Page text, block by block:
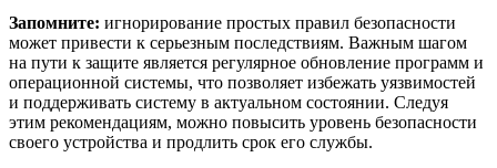
Запомните: игнорирование простых правил безопасности
может привести к серьезным последствиям. Важным шагом
на пути к защите является регулярное обновление программ и
операционной системы, что позволяет избежать уязвимостей
и поддерживать систему в актуальном состоянии. Следуя
этим рекомендациям, можно повысить уровень безопасности
своего устройства и продлить срок его службы.